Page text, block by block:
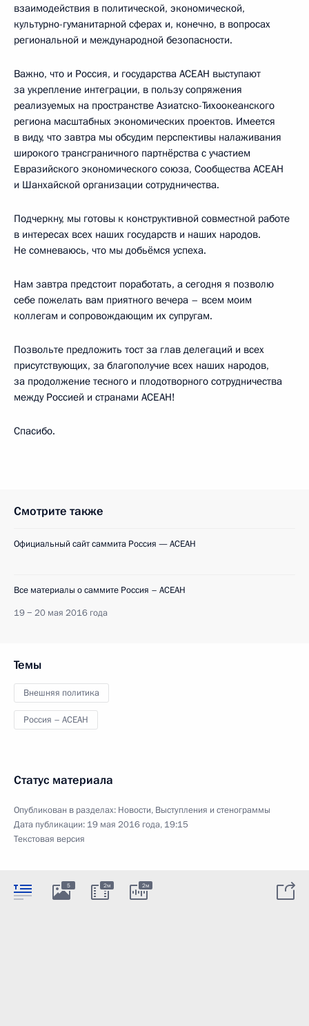
взаимодействия в политической, экономической,
культурно-гуманитарной сферах и, конечно, в вопросах
региональной и международной безопасности.
Важно, что и Россия, и государства АСЕАН выступают
за укрепление интеграции, в пользу сопряжения
реализуемых на пространстве Азиатско-Тихоокеанского
региона масштабных экономических проектов. Имеется
в виду, что завтра мы обсудим перспективы налаживания
широкого трансграничного партнёрства с участием
Евразийского экономического союза, Сообщества АСЕАН
и Шанхайской организации сотрудничества.
Подчеркну, мы готовы к конструктивной совместной работе
в интересах всех наших государств и наших народов.
Не сомневаюсь, что мы добьёмся успеха.
Нам завтра предстоит поработать, а сегодня я позволю
себе пожелать вам приятного вечера – всем моим
коллегам и сопровождающим их супругам.
Позвольте предложить тост за глав делегаций и всех
присутствующих, за благополучие всех наших народов,
за продолжение тесного и плодотворного сотрудничества
между Россией и странами АСЕАН!
Спасибо.
Смотрите также
Официальный сайт саммита Россия — АСЕАН
Все материалы о саммите Россия – АСЕАН
19 − 20 мая 2016 года
Темы
Внешняя политика
Россия – АСЕАН
Статус материала
Опубликован в разделах: Новости, Выступления и стенограммы
Дата публикации: 19 мая 2016 года, 19:15
Текстовая версия
5 2м 2м